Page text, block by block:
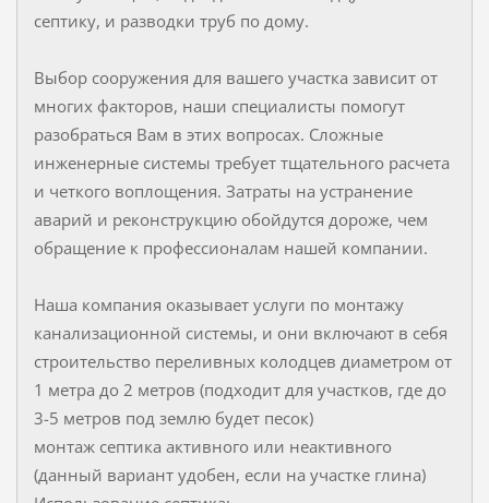
септику, и разводки труб по дому.
Выбор сооружения для вашего участка зависит от
многих факторов, наши специалисты помогут
разобраться Вам в этих вопросах. Сложные
инженерные системы требует тщательного расчета
и четкого воплощения. Затраты на устранение
аварий и реконструкцию обойдутся дороже, чем
обращение к профессионалам нашей компании.
Наша компания оказывает услуги по монтажу
канализационной системы, и они включают в себя
строительство переливных колодцев диаметром от
1 метра до 2 метров (подходит для участков, где до
3-5 метров под землю будет песок)
монтаж септика активного или неактивного
(данный вариант удобен, если на участке глина)